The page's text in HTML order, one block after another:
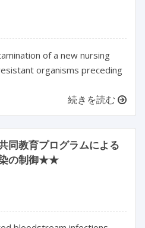
of a new nursing
organisms preceding
続きを読む
同教育プログラムによる
染の制御★★